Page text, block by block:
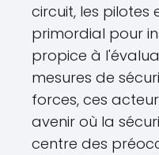
circuit, les pilotes
primordial pour
propice à
mesures de
forces, ces
avenir où la
centre des